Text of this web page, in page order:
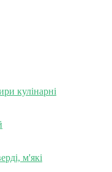
кулінарні
м'які